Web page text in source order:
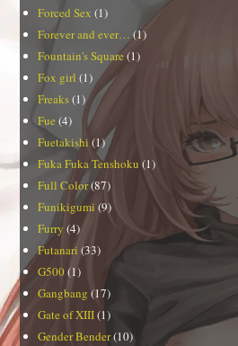
Forced Sex (1)
Forever and ever… (1)
Fountain's Square (1)
Fox girl (1)
Freaks(1)
Fue (4)
Fuetakishi (1)
Fuka Fuka Tenshoku (1)
Full Color(87)
Funikigumi (9)
Furry (4)
Futanari (33)
G500 (1)
Gangbang (17)
Gate of XIII(1)
Gender Bender(10)